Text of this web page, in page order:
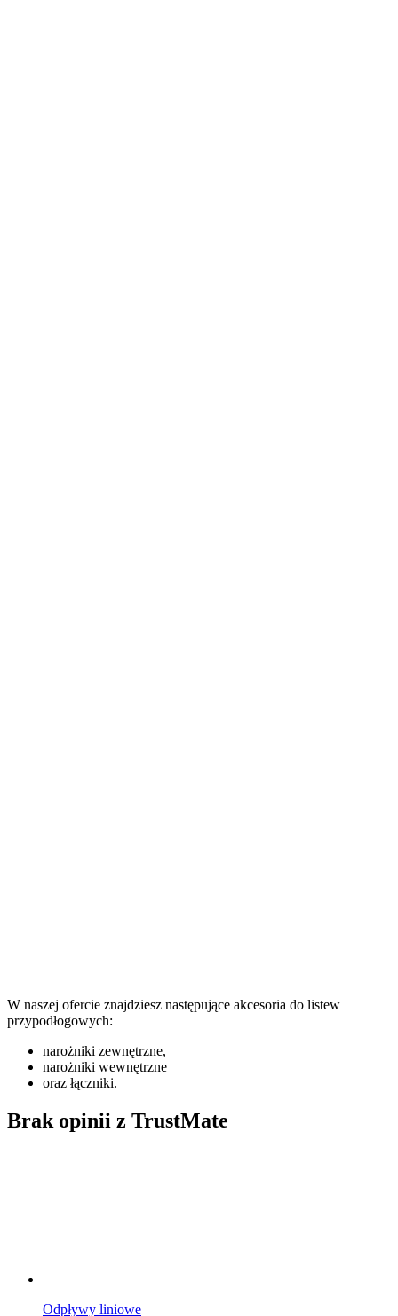
W naszej ofercie znajdziesz następujące akcesoria do listew
przypodłogowych:
narożniki zewnętrzne,
narożniki wewnętrzne
oraz łączniki.
Brak opinii z TrustMate
Odpływy liniowe